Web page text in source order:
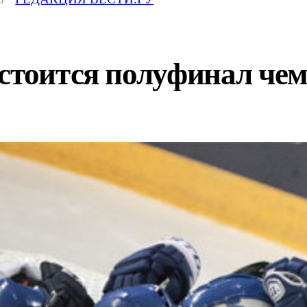
полуфинал